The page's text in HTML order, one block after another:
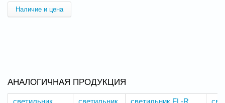
Наличие и цена
АНАЛОГИЧНАЯ ПРОДУКЦИЯ